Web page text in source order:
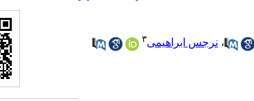
، نرجس ابراهیمی۳